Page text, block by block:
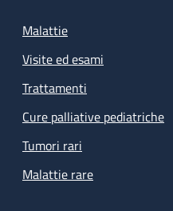
Malattie
Visite ed esami
Trattamenti
Cure palliative pediatriche
Tumori rari
Malattie rare